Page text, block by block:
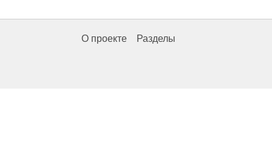
О проекте Разделы